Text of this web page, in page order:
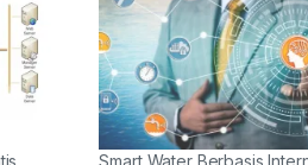
Smart Water Berbasis